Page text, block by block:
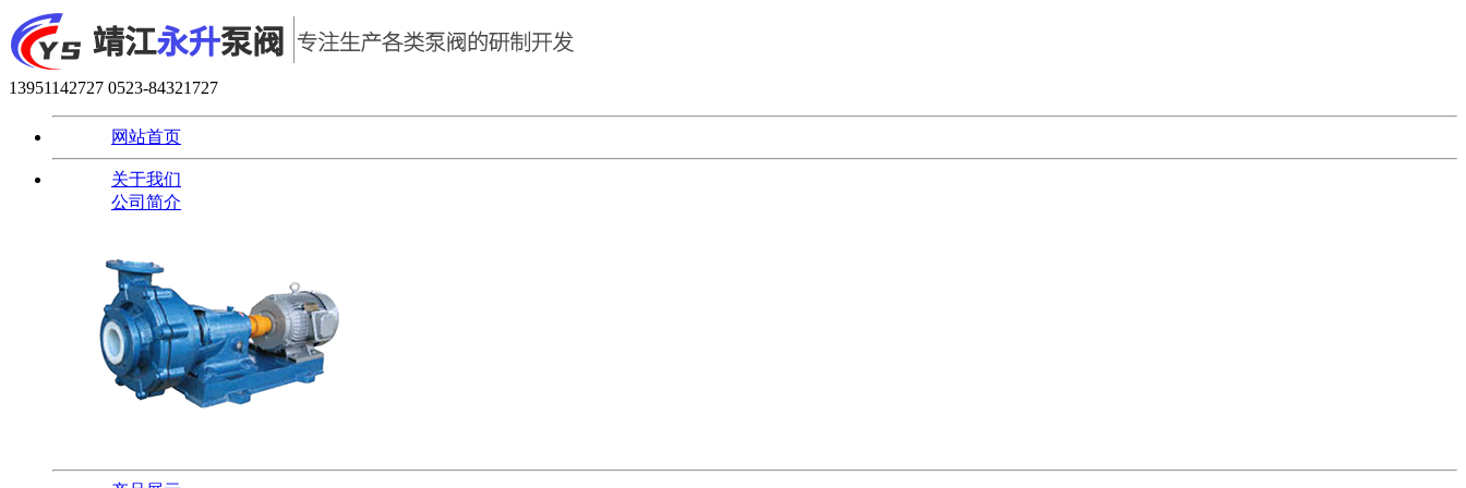
13951142727 0523-84321727
网站首页
关于我们
公司简介